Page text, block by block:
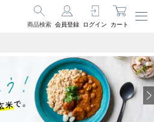
商品検索 会員登録 ログイン カート